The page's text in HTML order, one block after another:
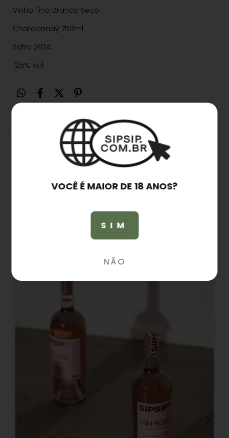
Vinho Fino Branco Seco
Chardonnay 750ml
Safra 2024
12,5% Vol
Produtos
similares
VOCÊ É MAIOR DE 18 ANOS?
SIM
NÃO